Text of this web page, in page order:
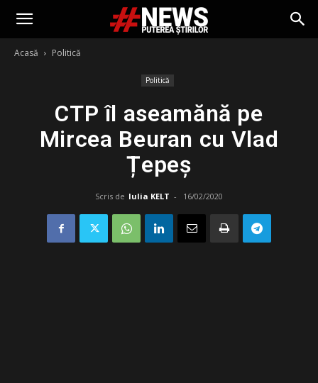
Acasă Politică
Politică
CTP îl aseamănă pe
Mircea Beuran cu Vlad
Țepeș
Scris de Iulia KELT - 16/02/2020